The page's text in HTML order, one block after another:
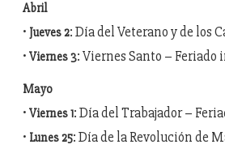
Abril
• Jueves 2: Día del Veterano y de los
• Viernes 3: Viernes Santo – Feriado
Mayo
• Viernes 1: Día del Trabajador –
• Lunes 25: Día de la Revolución de